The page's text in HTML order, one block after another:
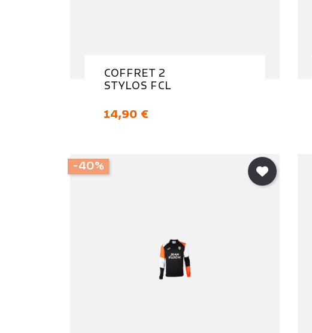
COFFRET 2
STYLOS FCL
Prix
14,90 €
-40%